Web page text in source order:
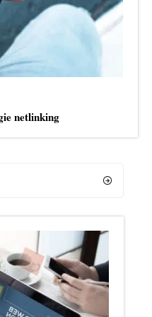
netlinking